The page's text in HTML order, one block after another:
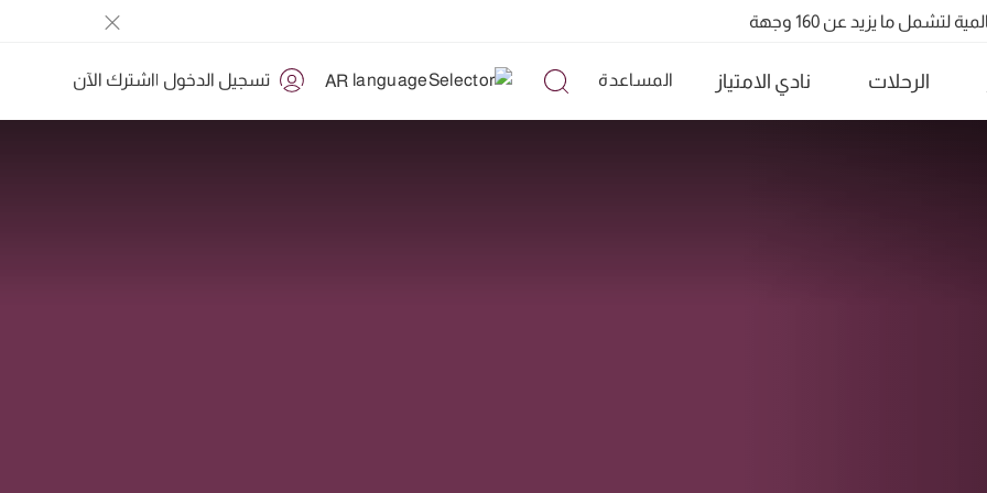
ما يزيد عن 160 وجهة
الرحلات نادي الامتياز المساعدة AR تسجيل الدخول |اشترك الآن